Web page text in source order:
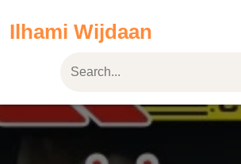
Ilhami Wijdaan